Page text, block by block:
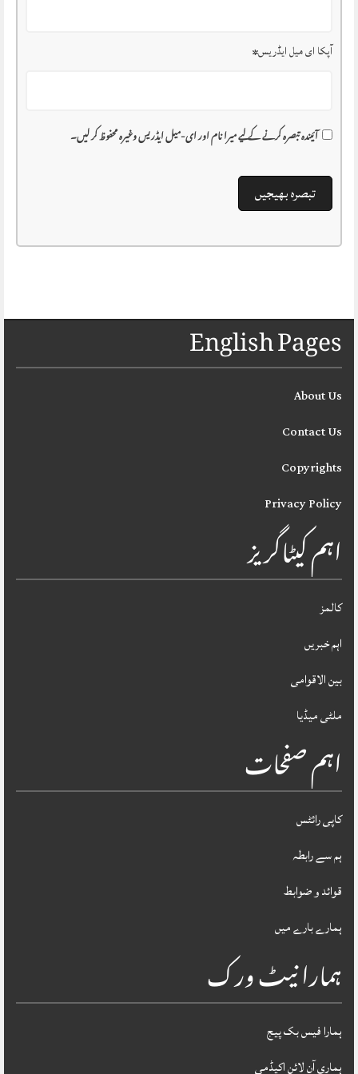
آپکا ای میل ایڈریس*
آئیندہ تبصرہ کرنے کے لیے میرا نام اور ای-میل ایڈریس وغیرہ محفوظ کر لیں۔
English Pages
About Us
Contact Us
Copyrights
Privacy Policy
اہم کیٹاگریز
کالمز
اہم خبریں
بین الاقوامی
ملٹی میڈیا
اہم صفحات
کاپی رائٹس
ہم سے رابطہ
قوائد و ضوابط
ہمارے بارے میں
ہمارا نیٹ ورک
ہمارا فیس بک پیج
ہماری آن لائن اکیڈمی